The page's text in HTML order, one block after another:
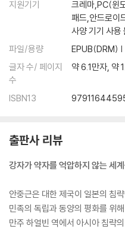
지원기기
크레마,PC(윈
패드,안드로이
사양 기기 사
파일/용량
EPUB(DRM) |
글자 수/ 페이지
수
약 6.1만자, 약
ISBN13
출판사 리뷰
강자가 약자를 억압하지 않는 세
안중근은 대한 제국이 일본의 침
민족의 독립과 동양의 평화를 위
만주 하얼빈 역에서 아시아 침략